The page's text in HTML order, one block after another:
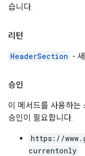
습니다.
리턴
HeaderSection -
승인
이 메서드를 사용하는
승인이 필요합니다.
https://
currentonly